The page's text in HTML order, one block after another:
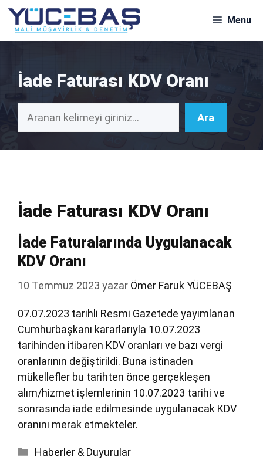
İçeriğe
atla
Menu
İade Faturası KDV Oranı
Ara
İade Faturası KDV Oranı
İade Faturalarında Uygulanacak
KDV Oranı
10 Temmuz 2023 yazar Ömer Faruk YÜCEBAŞ
07.07.2023 tarihli Resmi Gazetede yayımlanan
Cumhurbaşkanı kararlarıyla 10.07.2023
tarihinden itibaren KDV oranları ve bazı vergi
oranlarının değiştirildi. Buna istinaden
mükellefler bu tarihten önce gerçekleşen
alım/hizmet işlemlerinin 10.07.2023 tarihi ve
sonrasında iade edilmesinde uygulanacak KDV
oranını merak etmekteler.
Kategoriler
Haberler & Duyurular